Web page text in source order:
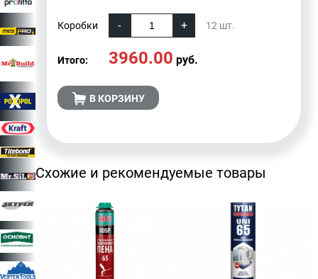
Коробки 12 шт.
Итого: 3960.00 руб.
В КОРЗИНУ
Схожие и рекомендуемые товары